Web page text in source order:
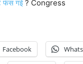
फंस गई ? Congress
Facebook